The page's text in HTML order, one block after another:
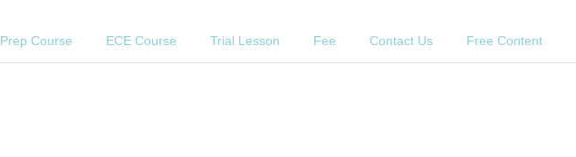
Prep Course ECE Course Trial Lesson Fee Contact Us Free Content